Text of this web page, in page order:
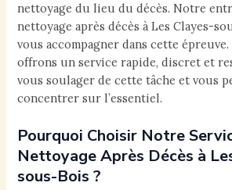
nettoyage du lieu du décès. Notre
nettoyage après décès à Les Clayes-
vous accompagner dans cette
offrons un service rapide, discret et
vous soulager de cette tâche et vous
concentrer sur l’essentiel.
Pourquoi Choisir Notre
Nettoyage Après Décès à
sous-Bois ?